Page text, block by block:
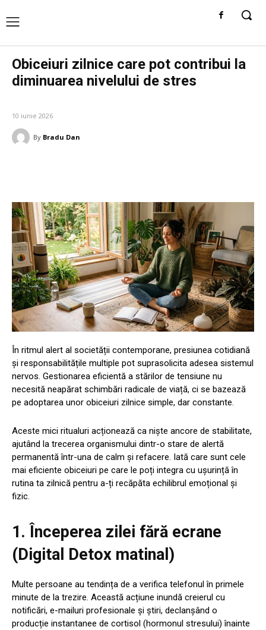
Obiceiuri zilnice care pot contribui la
diminuarea nivelului de stres
10 iunie 2026
By Bradu Dan
În ritmul alert al societății contemporane, presiunea cotidiană
și responsabilitățile multiple pot suprasolicita adesea sistemul
nervos. Gestionarea eficientă a stărilor de tensiune nu
necesită neapărat schimbări radicale de viață, ci se bazează
pe adoptarea unor obiceiuri zilnice simple, dar constante.
Aceste mici ritualuri acționează ca niște ancore de stabilitate,
ajutând la trecerea organismului dintr-o stare de alertă
permanentă într-una de calm și refacere. Iată care sunt cele
mai eficiente obiceiuri pe care le poți integra cu ușurință în
rutina ta zilnică pentru a-ți recăpăta echilibrul emoțional și
fizic.
1. Începerea zilei fără ecrane
(Digital Detox matinal)
Multe persoane au tendința de a verifica telefonul în primele
minute de la trezire. Această acțiune inundă creierul cu
notificări, e-mailuri profesionale și știri, declanșând o
producție instantanee de cortisol (hormonul stresului) înainte